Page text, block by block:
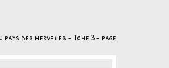
pays des merveilles - Tome 3 - page